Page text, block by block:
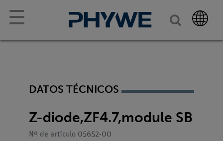
☰
DATOS TÉCNICOS
Z-diode,ZF4.7,module SB
Nº de artículo 05652-00